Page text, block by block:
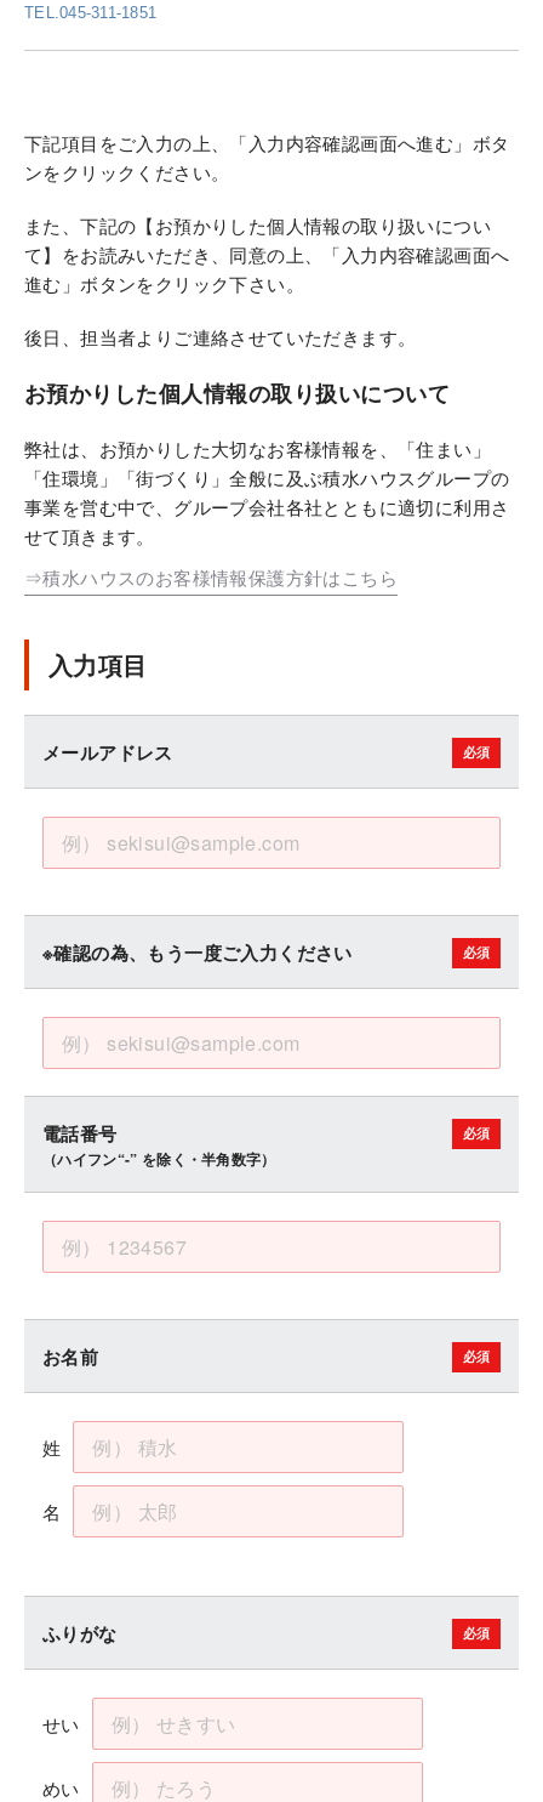
TEL.045-311-1851
下記項目をご入力の上、「入力内容確認画面へ進む」ボタ
ンをクリックください。
また、下記の【お預かりした個人情報の取り扱いについ
て】をお読みいただき、同意の上、「入力内容確認画面へ
進む」ボタンをクリック下さい。
後日、担当者よりご連絡させていただきます。
お預かりした個人情報の取り扱いについて
弊社は、お預かりした大切なお客様情報を、「住まい」
「住環境」「街づくり」全般に及ぶ積水ハウスグループの
事業を営む中で、グループ会社各社とともに適切に利用さ
せて頂きます。
⇒積水ハウスのお客様情報保護方針はこちら
入力項目
メールアドレス
※確認の為、もう一度ご入力ください
電話番号
（ハイフン“-” を除く・半角数字）
お名前
姓
名
ふりがな
せい
めい